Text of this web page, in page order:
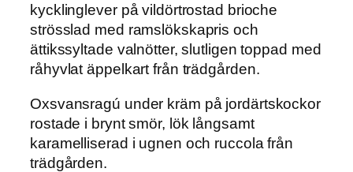
kycklinglever på vildörtrostad brioche
strösslad med ramslökskapris och
ättikssyltade valnötter, slutligen toppad med
råhyvlat äppelkart från trädgården.
Oxsvansragú under kräm på jordärtskockor
rostade i brynt smör, lök långsamt
karamelliserad i ugnen och ruccola från
trädgården.